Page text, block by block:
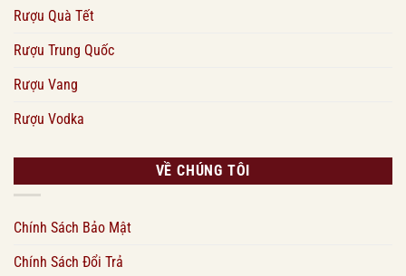
Rượu Quà Tết
Rượu Trung Quốc
Rượu Vang
Rượu Vodka
VỀ CHÚNG TÔI
Chính Sách Bảo Mật
Chính Sách Đổi Trả